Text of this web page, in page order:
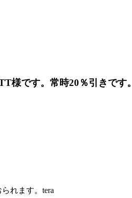
様です。常時20％引きです。
れます。tera